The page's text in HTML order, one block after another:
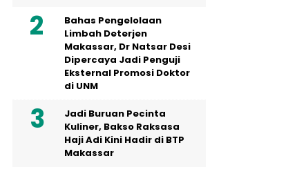
Bahas Pengelolaan
Limbah Deterjen
Makassar, Dr Natsar Desi
Dipercaya Jadi Penguji
Eksternal Promosi Doktor
di UNM
Jadi Buruan Pecinta
Kuliner, Bakso Raksasa
Haji Adi Kini Hadir di BTP
Makassar